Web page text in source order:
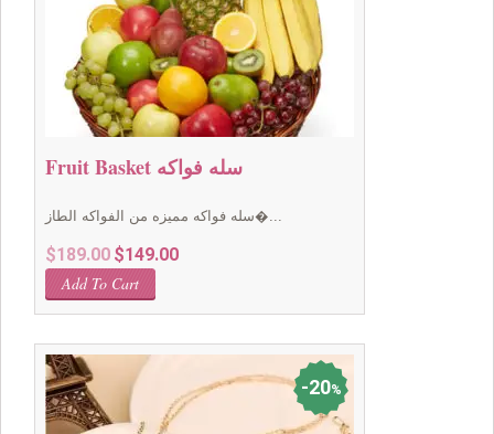
Fruit Basket سله فواكه
سله فواكه مميزه من الفواكه الطاز�...
$189.00 Original
price
was:
$149.00Current
Add To Cart
20%